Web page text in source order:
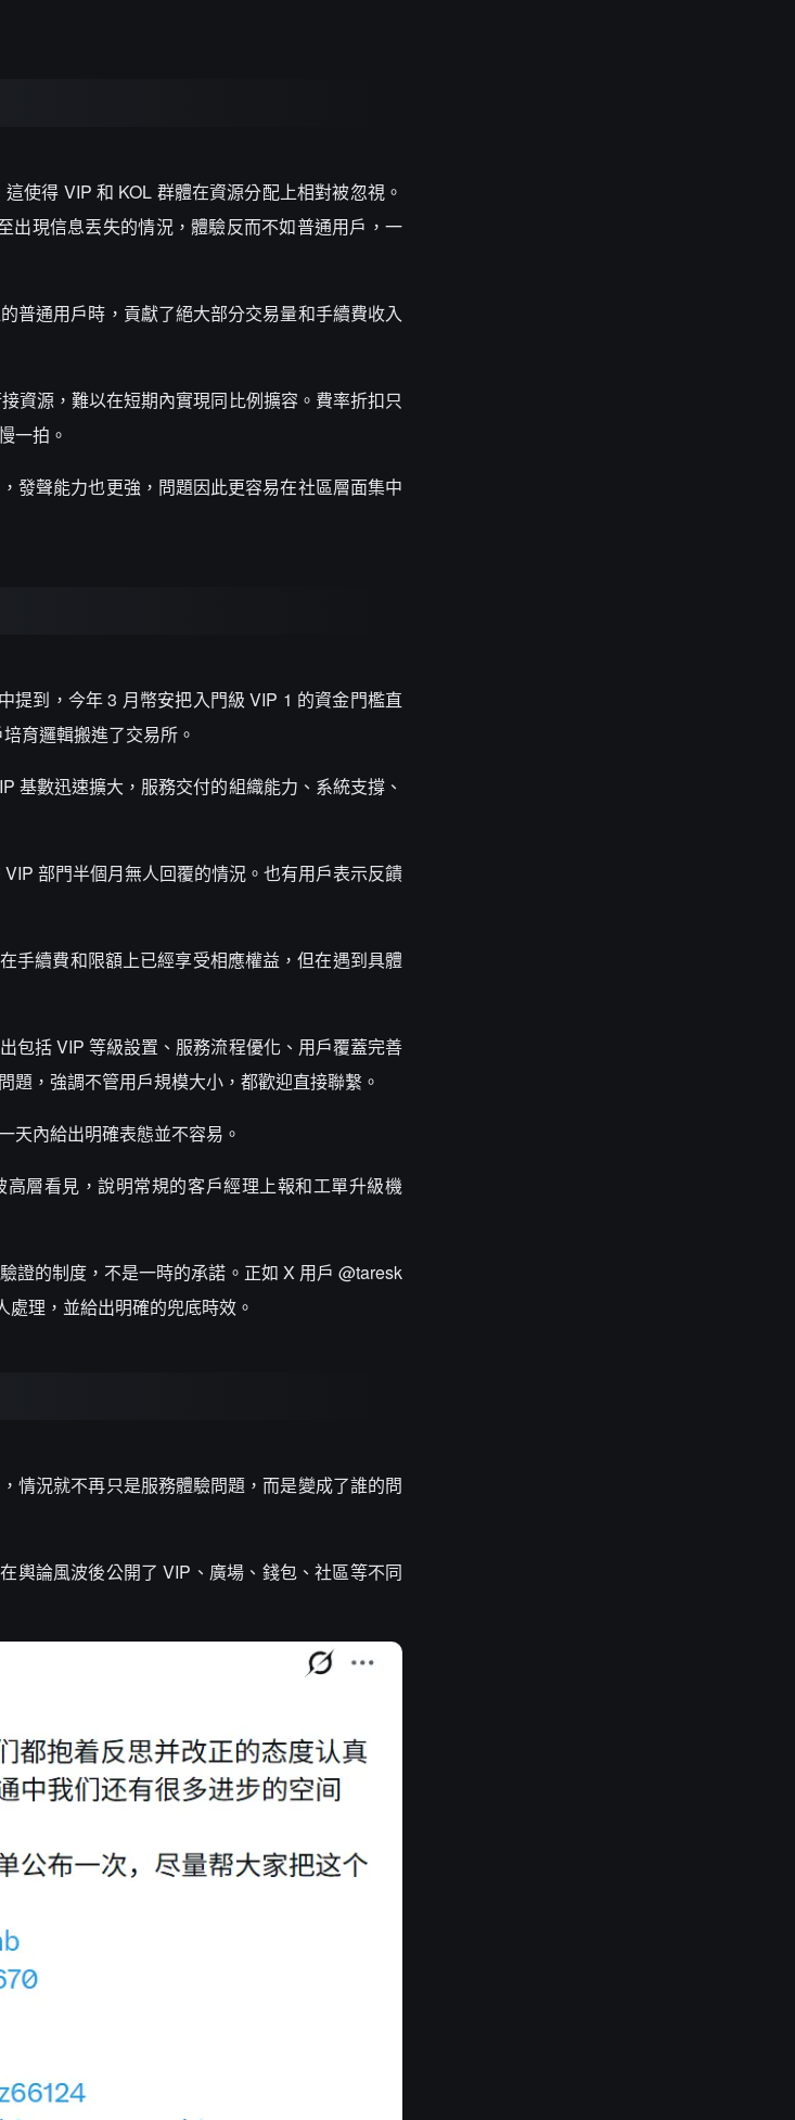
使得 VIP 和 KOL 群體在資源分配上相對被忽視。
出現信息丟失的情況，體驗反而不如普通用戶，一
普通用戶時，貢獻了絕大部分交易量和手續費收入
資源，難以在短期內實現同比例擴容。費率折扣只
一拍。
發聲能力也更強，問題因此更容易在社區層面集中
提到，今年 3 月幣安把入門級 VIP 1 的資金門檻直
育邏輯搬進了交易所。
基數迅速擴大，服務交付的組織能力、系統支撐、
部門半個月無人回覆的情況。也有用戶表示反饋
手續費和限額上已經享受相應權益，但在遇到具體
包括 VIP 等級設置、服務流程優化、用戶覆蓋完善
，強調不管用戶規模大小，都歡迎直接聯繫。
天內給出明確表態並不容易。
層看見，說明常規的客戶經理上報和工單升級機
證的制度，不是一時的承諾。正如 X 用戶 @taresk
理，並給出明確的兜底時效。
情況就不再只是服務體驗問題，而是變成了誰的問
輿論風波後公開了 VIP、廣場、錢包、社區等不同